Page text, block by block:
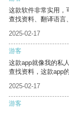
这款软件非常实用，
查找资料、翻译语言
2025-02-17
游客
这款app就像我的私
查找资料，这款app
2025-02-17
游客